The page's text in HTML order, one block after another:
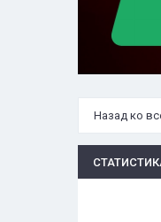
Назад ко
СТАТИСТИКА